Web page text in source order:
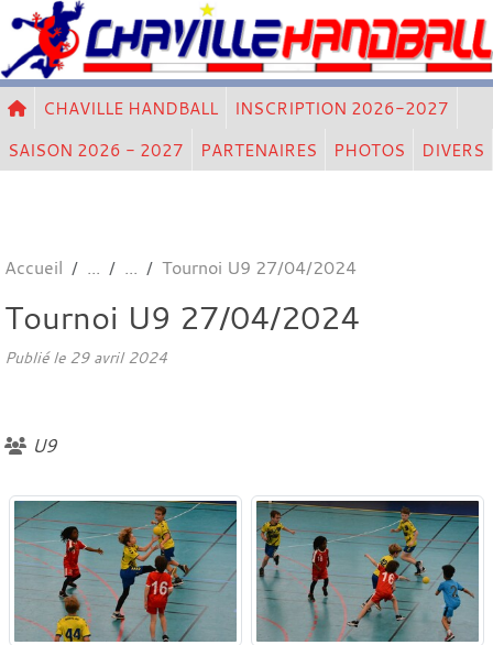
CHAVILLE HANDBALL
INSCRIPTION 2026-2027
SAISON 2026 - 2027
PARTENAIRES PHOTOS DIVERS
Accueil Tournoi U9 27/04/2024
Tournoi U9 27/04/2024
Publié le 29 avril 2024
U9
Panneau de gestion des cookies